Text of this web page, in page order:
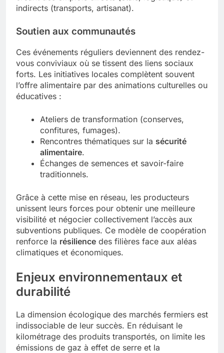
indirects (transports, artisanat).
Soutien aux communautés
Ces événements réguliers deviennent des rendez-
vous conviviaux où se tissent des liens sociaux
forts. Les initiatives locales complètent souvent
l’offre alimentaire par des animations culturelles ou
éducatives :
Ateliers de transformation (conserves,
confitures, fumages).
Rencontres thématiques sur la sécurité
alimentaire.
Échanges de semences et savoir-faire
traditionnels.
Grâce à cette mise en réseau, les producteurs
unissent leurs forces pour obtenir une meilleure
visibilité et négocier collectivement l’accès aux
subventions publiques. Ce modèle de coopération
renforce la résilience des filières face aux aléas
climatiques et économiques.
Enjeux environnementaux et
durabilité
La dimension écologique des marchés fermiers est
indissociable de leur succès. En réduisant le
kilométrage des produits transportés, on limite les
émissions de gaz à effet de serre et la